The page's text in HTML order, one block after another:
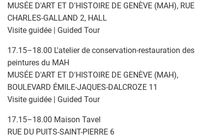
MUSÉE D'ART ET D'HISTOIRE DE GENÈVE (MAH), RUE
CHARLES-GALLAND 2, HALL
Visite guidée | Guided Tour
17.15–18.00 L'atelier de conservation-restauration des
peintures du MAH
MUSÉE D'ART ET D'HISTOIRE DE GENÈVE (MAH),
BOULEVARD ÉMILE-JAQUES-DALCROZE 11
Visite guidée | Guided Tour
17.15–18.00 Maison Tavel
RUE DU PUITS-SAINT-PIERRE 6